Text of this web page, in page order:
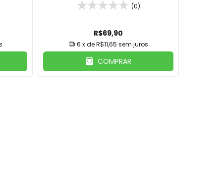
(0)
R$69,90
6 x deR$11,65 sem juros
COMPRAR